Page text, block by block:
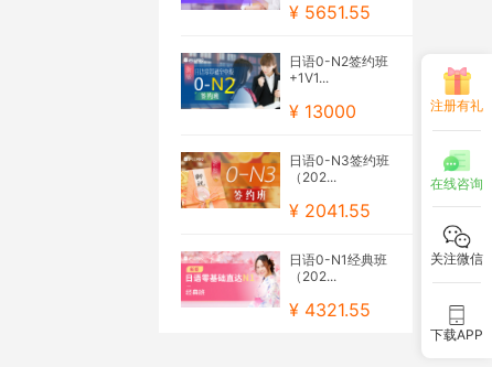
¥ 5651.55
日语0-N2签约班
+1V1...
¥ 13000
日语0-N3签约班
（202...
¥ 2041.55
日语0-N1经典班
（202...
¥ 4321.55
注册有礼
在线咨询
关注微信
下载APP